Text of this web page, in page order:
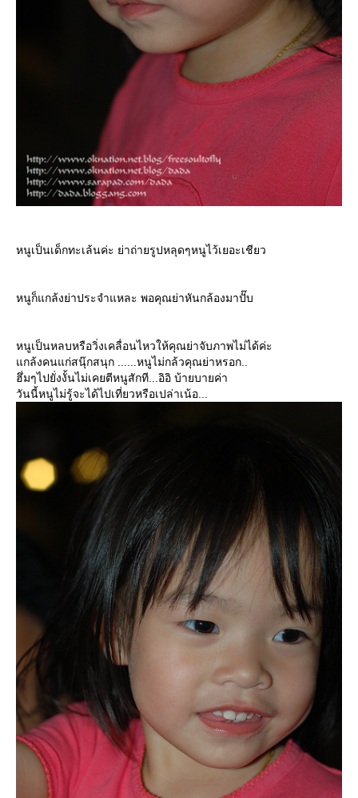
หนูเป็นเด็กทะเล้นค่ะ ย่าถ่ายรูปหลุดๆหนูไว้เยอะเชียว
หนูก็แกล้งย่าประจำแหละ พอคุณย่าหันกล้องมาปั๊บ
หนูเป็นหลบหรือวิ่งเคลื่อนไหวให้คุณย่าจับภาพไม่ได้ค่ะ
กล้งคนแก่สนุ๊กสนุก ......หนูไม่กล้วคุณย่าหรอก..
ฮึ่มๆไปยั่งงั้นไม่เคยตีหนูสักที...อิอิ บ้ายบายค่า
วันนี้หนูไม่รู้จะได้ไปเที่ยวหรือเปล่าเน้อ...